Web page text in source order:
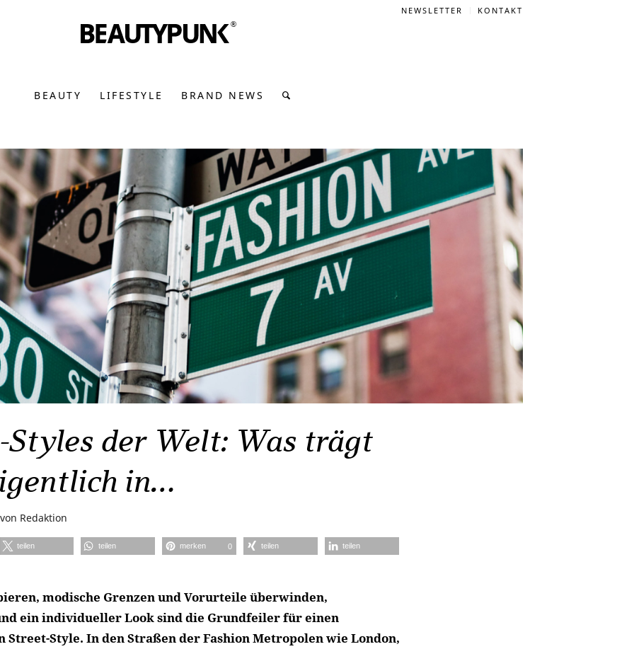
NEWSLETTER KONTAKT
BEAUTY LIFESTYLE BRAND NEWS
Styles der Welt: Was trägt
in…
von Redaktion
teilen teilen merken 0 teilen teilen
modische Grenzen und Vorurteile überwinden,
ein individueller Look sind die Grundfeiler für einen
Style. In den Straßen der Fashion Metropolen wie London,